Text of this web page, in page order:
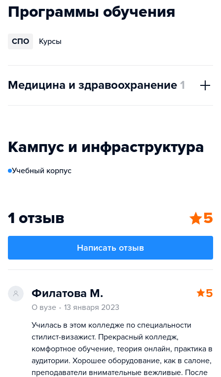
Программы обучения
СПО Курсы
Медицина и здравоохранение 1
Кампус и инфраструктура
Учебный корпус
1 отзыв 5
Написать отзыв
Филатова М. 5
О вузе
13 января 2023
Училась в этом колледже по специальности
стилист-визажист. Прекрасный колледж,
комфортное обучение, теория онлайн, практика в
аудитории. Хорошее оборудование, как в салоне,
преподаватели внимательные вежливые. После